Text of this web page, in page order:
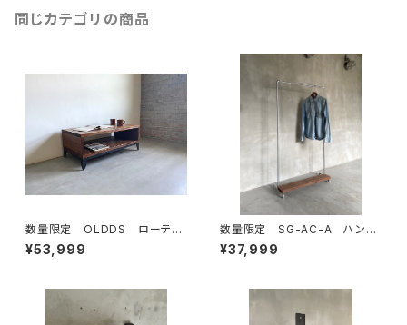
同じカテゴリの商品
数量限定 OLDDS ローテー
ブル コーヒーテーブル テー
ブル ベンチ 古材 無垢材
¥53,999
数量限定 SG-AC-A ハンガ
ーラック 古材棚板 パイプ
スチール ガス管 組立式 組
¥37,999